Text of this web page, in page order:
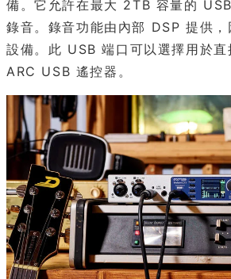
備。它允許在最大 2TB 容量的
錄音。錄音功能由內部 DSP 提供，
設備。此 USB 端口可以選擇用於
ARC USB 遙控器。